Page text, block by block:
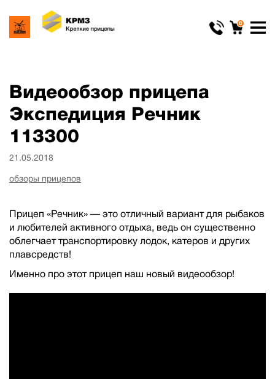
0
Видеообзор прицепа
Экспедиция Речник
113300
21.05.2018
обзоры прицепов
Прицеп «Речник» — это отличный вариант для рыбаков
и любителей активного отдыха, ведь он существенно
облегчает транспортировку лодок, катеров и других
плавсредств!
Именно про этот прицеп наш новый видеообзор!